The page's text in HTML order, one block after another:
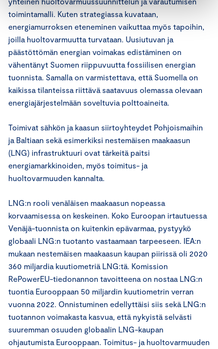
toimintamalli. Kuten strategiassa kuvataan,
energiamurroksen eteneminen vaikuttaa myös tapoihin,
joilla huoltovarmuutta turvataan. Uusiutuvan ja
päästöttömän energian voimakas edistäminen on
vähentänyt Suomen riippuvuutta fossiilisen energian
tuonnista. Samalla on varmistettava, että Suomella on
kaikissa tilanteissa riittävä saatavuus olemassa olevaan
energiajärjestelmään soveltuvia polttoaineita.
Toimivat sähkön ja kaasun siirtoyhteydet Pohjoismaihin
ja Baltiaan sekä esimerkiksi nestemäisen maakaasun
(LNG) infrastruktuuri ovat tärkeitä paitsi
energiamarkkinoiden, myös toimitus- ja
huoltovarmuuden kannalta.
LNG:n rooli venäläisen maakaasun nopeassa
korvaamisessa on keskeinen. Koko Euroopan irtautuessa
Venäjä-tuonnista on kuitenkin epävarmaa, pystyykö
globaali LNG:n tuotanto vastaamaan tarpeeseen. IEA:n
mukaan nestemäisen maakaasun kaupan piirissä oli 2020
360 miljardia kuutiometriä LNG:tä. Komission
RePowerEU-tiedonannon tavoitteena on nostaa LNG:n
tuontia Eurooppaan 50 miljardin kuutiometrin verran
vuonna 2022. Onnistuminen edellyttäisi siis sekä LNG:n
tuotannon voimakasta kasvua, että nykyistä selvästi
suuremman osuuden globaalin LNG-kaupan
ohjautumista Eurooppaan. Toimitus- ja huoltovarmuuden